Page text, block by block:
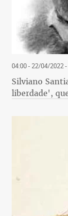
04:00 - 22/04/2022
Silviano
liberdade',